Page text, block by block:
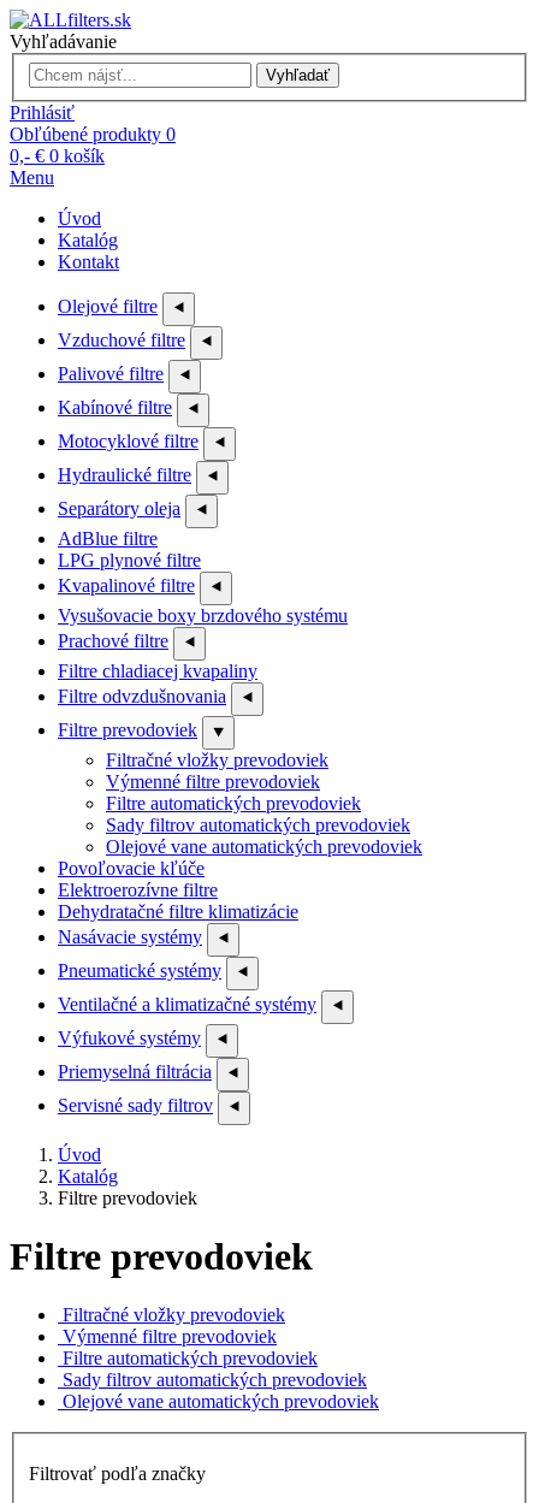
Vyhľadávanie
Vyhľadať
Prihlásiť
Obľúbené produkty 0
0,- € 0 košík
Menu
Úvod
Katalóg
Kontakt
Olejové filtre ⯇
Vzduchové filtre ⯇
Palivové filtre ⯇
Kabínové filtre ⯇
Motocyklové filtre ⯇
Hydraulické filtre ⯇
Separátory oleja ⯇
AdBlue filtre
LPG plynové filtre
Kvapalinové filtre
⯇
Vysušovacie boxy brzdového systému
Prachové filtre
⯇
Filtre chladiacej kvapaliny
Filtre odvzdušnovania
⯇
Filtre prevodoviek ⯆
Filtračné vložky prevodoviek
Výmenné filtre prevodoviek
Filtre automatických prevodoviek
Sady filtrov automatických prevodoviek
Olejové vane automatických prevodoviek
Povoľovacie kľúče
Elektroerozívne filtre
Dehydratačné filtre klimatizácie
Nasávacie systémy
⯇
Pneumatické systémy ⯇
Ventilačné a klimatizačné systémy ⯇
Výfukové systémy ⯇
Priemyselná filtrácia ⯇
Servisné sady filtrov ⯇
Úvod
Katalóg
Filtre prevodoviek
Filtre prevodoviek
Filtračné vložky prevodoviek
Výmenné filtre prevodoviek
Filtre automatických prevodoviek
Sady filtrov automatických prevodoviek
Olejové vane automatických prevodoviek
Filtrovať podľa značky